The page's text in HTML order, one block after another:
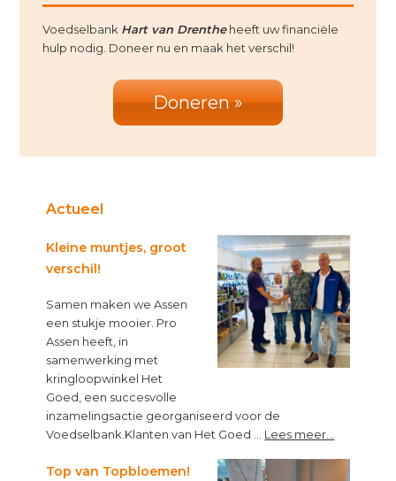
Voedselbank Hart van Drentheheeft uw financiële
hulp nodig. Doneer nu en maak het verschil!
Doneren »
Actueel
Kleine muntjes, groot
verschil!
Samen maken we Assen
een stukje mooier. Pro
Assen heeft, in
samenwerking met
kringloopwinkel Het
Goed, een succesvolle
inzamelingsactie georganiseerd voor de
Voedselbank.Klanten van Het Goed … Lees meer...
muntjes,
Top van Topbloemen!